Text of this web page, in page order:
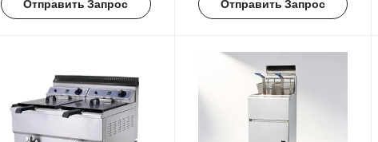
Отправить Запрос Отправить Запрос